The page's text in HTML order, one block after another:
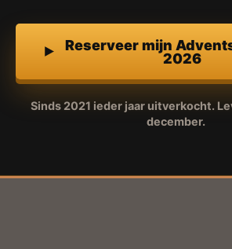
Reserveer mijn
2026
Sinds 2021 ieder jaar uitverkocht.
december.